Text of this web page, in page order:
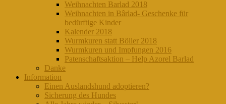
Weihnachten Barlad 2018
Weihnachten in Bârlad- Geschenke für
bedürftige Kinder
Kalender 2018
Wurmkuren statt Böller 2018
Wurmkuren und Impfungen 2016
Patenschaftsaktion – Help Azorel Barlad
Danke
Information
Einen Auslandshund adoptieren?
Sicherung des Hundes